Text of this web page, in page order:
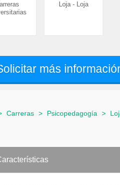
Loja - Loja
más
Carreras > Psicopedagogía >